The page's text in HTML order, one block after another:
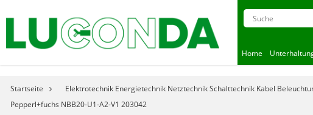
Home
Startseite Elektrotechnik Energietechnik Netztechnik Schalttechnik Kabel
Pepperl+fuchs NBB20-U1-A2-V1 203042